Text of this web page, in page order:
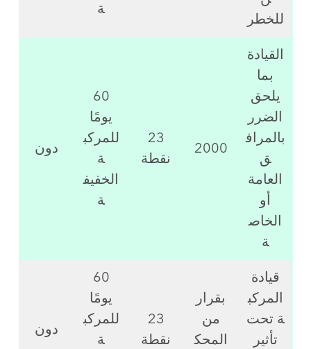
للخطر
ة
القيادة
بما
يلحق
الضرر
بالمراف
ق
العامة
أو
الخاص
ة
2000
23
نقطة
60
يومًا
للمركب
ة
الخفيف
ة
دون
قيادة
المركب
ة تحت
تأثير
بقرار
من
المحك
23
نقطة
60
يومًا
للمركب
ة
دون